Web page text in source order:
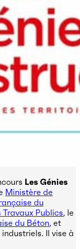
Les Génies
Ministère de
du
Publics, le
du Béton, et
Il vise à